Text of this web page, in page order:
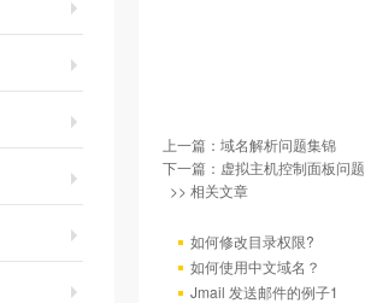
上一篇： 域名解析问题集锦
下一篇： 虚拟主机控制面板问题
>> 相关文章
如何修改目录权限?
如何使用中文域名？
Jmail 发送邮件的例子1